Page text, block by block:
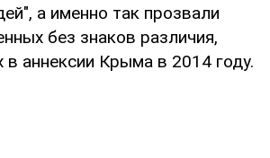
а именно так прозвали
без знаков различия,
в аннексии Крыма в 2014 году.